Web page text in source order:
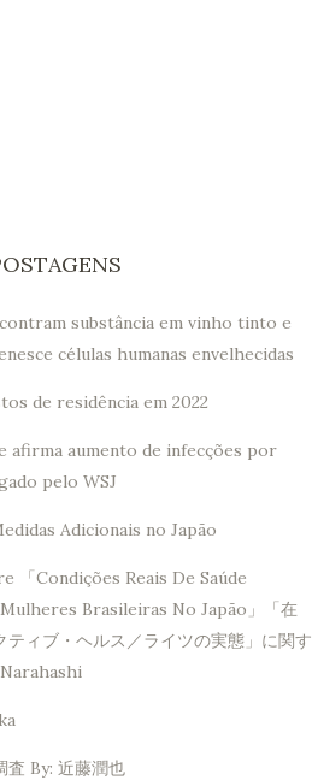
substância em vinho tinto e
células humanas envelhecidas
de residência em 2022
afirma aumento de infecções por
pelo WSJ
Adicionais no Japão
「Condições Reais De Saúde
Brasileiras No Japão」「在
ティブ・ヘルス／ライツの実態」に関す
査 By: 近藤潤也